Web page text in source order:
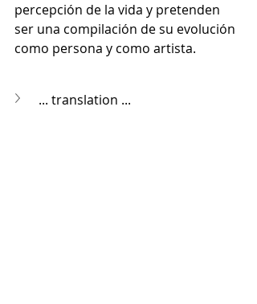
percepción de la vida y pretenden
ser una compilación de su evolución
como persona y como artista.
... translation ...